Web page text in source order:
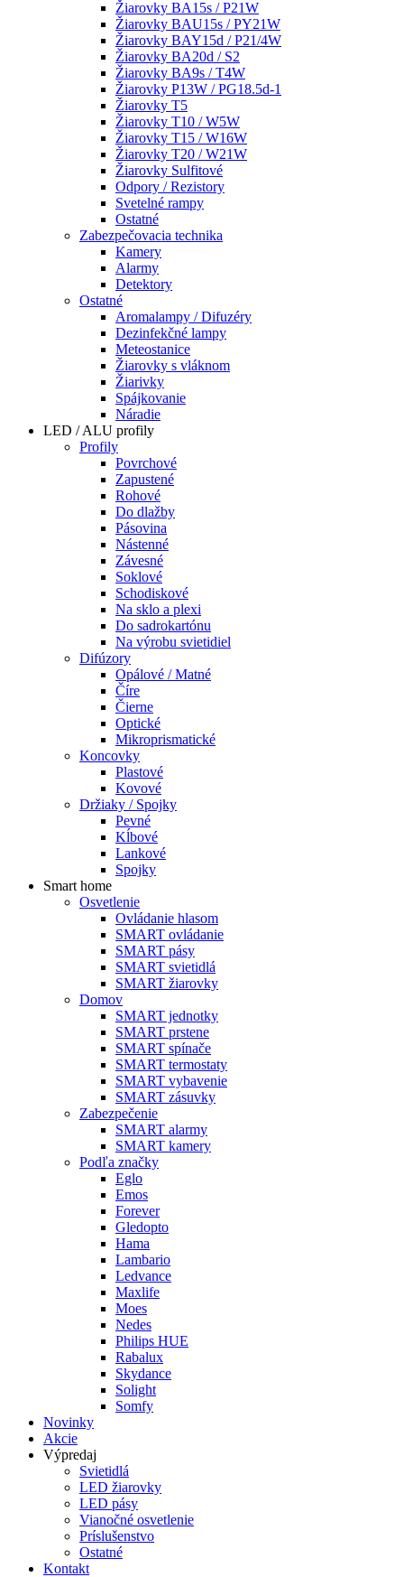
Žiarovky BA15s / P21W
Žiarovky BAU15s / PY21W
Žiarovky BAY15d / P21/4W
Žiarovky BA20d / S2
Žiarovky BA9s / T4W
Žiarovky P13W / PG18.5d-1
Žiarovky T5
Žiarovky T10 / W5W
Žiarovky T15 / W16W
Žiarovky T20 / W21W
Žiarovky Sulfitové
Odpory / Rezistory
Svetelné rampy
Ostatné
Zabezpečovacia technika
Kamery
Alarmy
Detektory
Ostatné
Aromalampy / Difuzéry
Dezinfekčné lampy
Meteostanice
Žiarovky s vláknom
Žiarivky
Spájkovanie
Náradie
LED / ALU profily
Profily
Povrchové
Zapustené
Rohové
Do dlažby
Pásovina
Nástenné
Závesné
Soklové
Schodiskové
Na sklo a plexi
Do sadrokartónu
Na výrobu svietidiel
Difúzory
Opálové / Matné
Číre
Čierne
Optické
Mikroprismatické
Koncovky
Plastové
Kovové
Držiaky / Spojky
Pevné
Kĺbové
Lankové
Spojky
Smart home
Osvetlenie
Ovládanie hlasom
SMART ovládanie
SMART pásy
SMART svietidlá
SMART žiarovky
Domov
SMART jednotky
SMART prstene
SMART spínače
SMART termostaty
SMART vybavenie
SMART zásuvky
Zabezpečenie
SMART alarmy
SMART kamery
Podľa značky
Eglo
Emos
Forever
Gledopto
Hama
Lambario
Ledvance
Maxlife
Moes
Nedes
Philips HUE
Rabalux
Skydance
Solight
Somfy
Novinky
Akcie
Výpredaj
Svietidlá
LED žiarovky
LED pásy
Vianočné osvetlenie
Príslušenstvo
Ostatné
Kontakt